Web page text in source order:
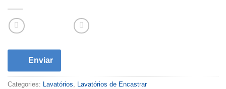
Enviar
Categories: Lavatórios, Lavatórios de Encastrar